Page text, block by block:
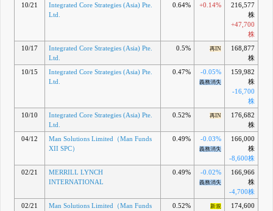
10/21
Integrated Core Strategies (Asia) Pte.
Ltd.
0.64% +0.14%
216,577
株
+47,700
株
10/17
Integrated Core Strategies (Asia) Pte.
Ltd.
0.5% 再IN
168,877
株
10/15
Integrated Core Strategies (Asia) Pte.
Ltd.
0.47% -0.05%
義務消失
159,982
株
-16,700
株
10/10
Integrated Core Strategies (Asia) Pte.
Ltd.
0.52% 再IN
176,682
株
04/12
Man Solutions Limited（Man Funds
XII SPC）
0.49% -0.03%
義務消失
166,000
株
-8,600株
02/21
MERRILL LYNCH
INTERNATIONAL
0.49% -0.02%
義務消失
166,966
株
-4,700株
02/21
Man Solutions Limited（Man Funds
0.52% 新規
174,600